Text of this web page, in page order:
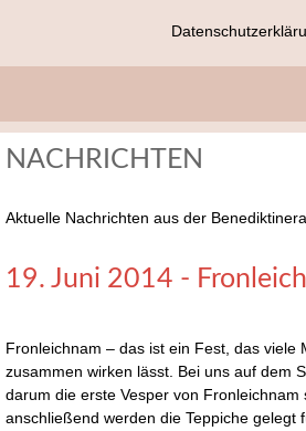
NACHRICHTEN
Aktuelle Nachrichten aus der
19. Juni 2014 -
Fronleichnam – das ist ein Fest, das viele
zusammen wirken lässt. Bei uns auf dem
darum die erste Vesper von Fronleichnam
anschließend werden die Teppiche gelegt